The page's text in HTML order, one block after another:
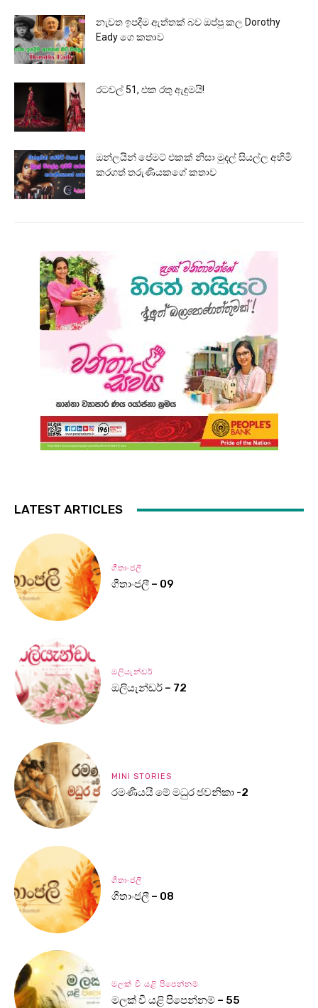
නැවත ඉපදීම ඇත්තක් බව ඔප්පු කල Dorothy
Eady ගෙ කතාව
රටවල් 51, එක රතු ඇඳුමයි!
ඔන්ලයින් පේමට් එකක් නිසා මුදල් සියල්ල අහිමි
කරගත් තරුණියකගේ කතාව
LATEST ARTICLES
ගීතාංජලී
ගීතාංජලී – 09
ඔලියැන්ඩර්
ඔලියැන්ඩර් – 72
MINI STORIES
රමණීයයි මේ මධුර ජවනිකා -2
ගීතාංජලී
ගීතාංජලී – 08
මලක් වී යළි පිපෙන්නම්
මලක් වී යළි පිපෙන්නම් – 55